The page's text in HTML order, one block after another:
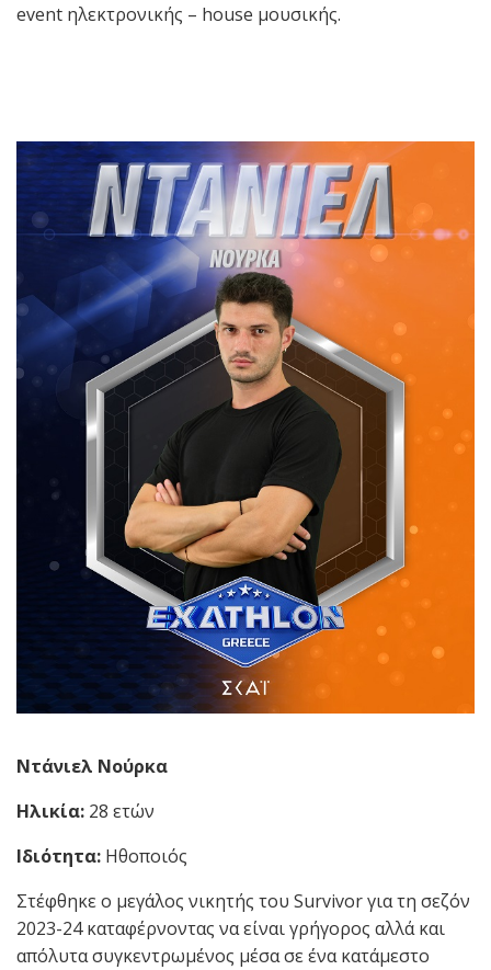
event ηλεκτρονικής – house μουσικής.
Ντάνιελ Νούρκα
Ηλικία: 28 ετών
Ιδιότητα: Ηθοποιός
Στέφθηκε ο μεγάλος νικητής του Survivor για τη σεζόν
2023-24 καταφέρνοντας να είναι γρήγορος αλλά και
απόλυτα συγκεντρωμένος μέσα σε ένα κατάμεστο